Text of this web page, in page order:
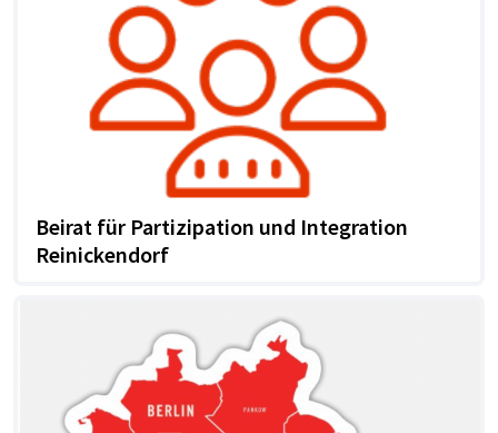
Beirat für Partizipation und Integration
Reinickendorf